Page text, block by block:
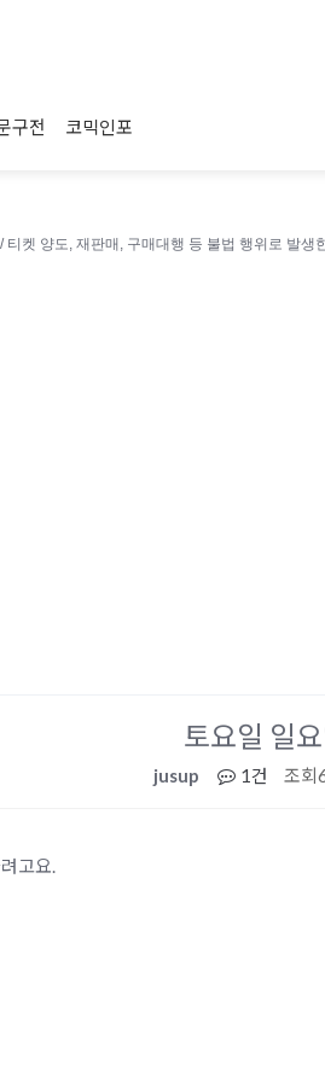
구전 코믹인포
티켓 양도, 재판매, 구매대행 등 불법 행위로 발생
토요일 일
jusup 1건 조회
고요.